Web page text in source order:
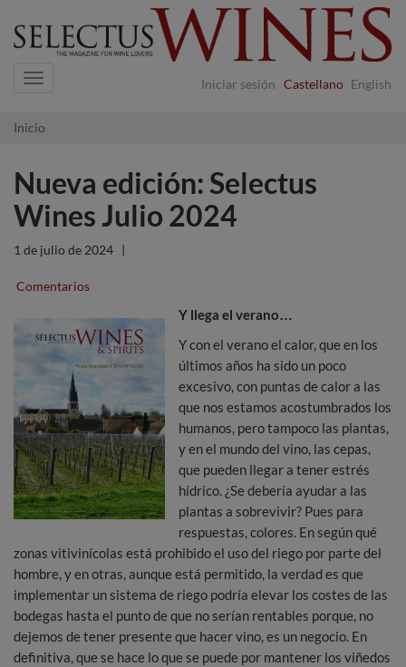
Iniciar sesión Castellano English
Navigation
Inicio
Nueva edición: Selectus
Wines Julio 2024
1 de julio de 2024 |
Comentarios
Y llega el verano…
Y con el verano el calor, que en los
últimos años ha sido un poco
excesivo, con puntas de calor a las
que nos estamos acostumbrados los
humanos, pero tampoco las plantas,
y en el mundo del vino, las cepas,
que pueden llegar a tener estrés
hídrico. ¿Se debería ayudar a las
plantas a sobrevivir? Pues para
respuestas, colores. En según qué
zonas vitivinícolas está prohibido el uso del riego por parte del
hombre, y en otras, aunque está permitido, la verdad es que
implementar un sistema de riego podría elevar los costes de las
bodegas hasta el punto de que no serían rentables porque, no
dejemos de tener presente que hacer vino, es un negocio. En
definitiva, que se hace lo que se puede por mantener los viñedos